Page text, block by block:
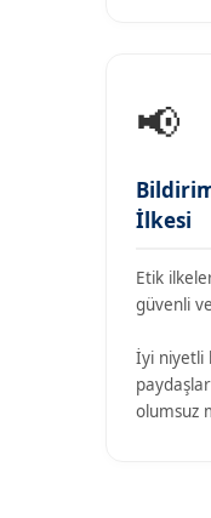
📢
İlkesi
Etik
güvenli
İyi niyetli
olumsuz